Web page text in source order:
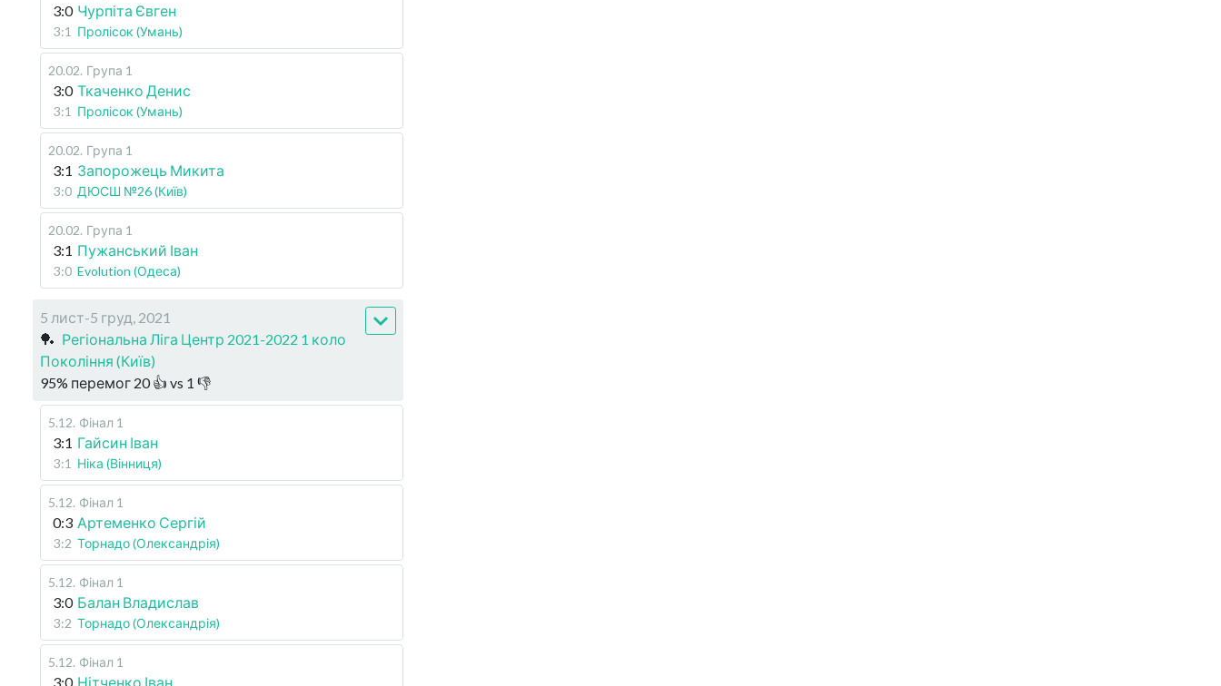
3:0 Чурпіта Євген
3:1 Пролісок (Умань)
20.02. Група 1
3:0 Ткаченко Денис
3:1 Пролісок (Умань)
20.02. Група 1
3:1 Запорожець Микита
3:0 ДЮСШ №26 (Київ)
20.02. Група 1
3:1 Пужанський Іван
3:0 Evolution (Одеса)
5 лист-5 груд, 2021
🏓 Регіональна Ліга Центр 2021-2022 1 коло
Покоління (Київ)
95% перемог 20👍 vs 1 👎
5.12. Фінал 1
3:1 Гайсин Іван
3:1 Ніка (Вінниця)
5.12. Фінал 1
0:3 Артеменко Сергій
3:2 Торнадо (Олександрія)
5.12. Фінал 1
3:0 Балан Владислав
3:2 Торнадо (Олександрія)
5.12. Фінал 1
3:0 Нітченко Іван